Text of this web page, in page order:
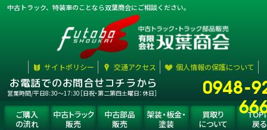
中古トラック、特装車のことなら双葉商会にご相談ください。
サイトポリシー 交通アクセス 個人情報の保護について
お電話でのお問合せコチラから
営業時間/平日8:30〜17:30［日祝・第二第四土曜日：休日］ 0948-
ご購入
の流れ
中古トラック
販売
中古部品
販売
架装・板金・
塗装
買取り
について
TOP
戻る